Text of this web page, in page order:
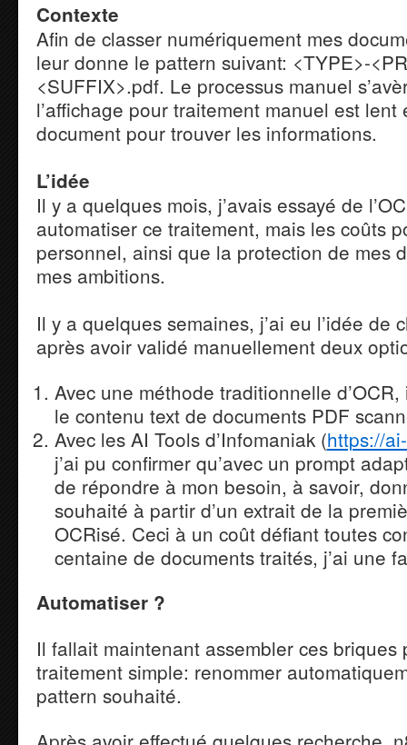
Contexte
Afin de classer numériquement mes
leur donne le pattern suivant: <TYPE>-
<SUFFIX>.pdf. Le processus manuel
l’affichage pour traitement manuel est
document pour trouver les informations.
L’idée
Il y a quelques mois, j’avais essayé de
automatiser ce traitement, mais les coûts
personnel, ainsi que la protection de mes
mes ambitions.
Il y a quelques semaines, j’ai eu l’idée de
après avoir validé manuellement deux
Avec une méthode traditionnelle
le contenu text de documents PDF
Avec les AI Tools d’Infomaniak (https://
j’ai pu confirmer qu’avec un prompt
de répondre à mon besoin, à savoir,
souhaité à partir d’un extrait de la
OCRisé. Ceci à un coût défiant toutes
centaine de documents traités, j’ai une
Automatiser ?
Il fallait maintenant assembler ces briques
traitement simple: renommer
pattern souhaité.